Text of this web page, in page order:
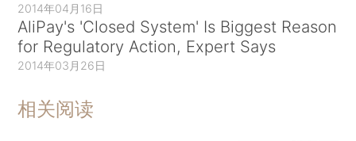
2014年04月16日
AliPay's 'Closed System' Is Biggest Reason
for Regulatory Action, Expert Says
2014年03月26日
相关阅读